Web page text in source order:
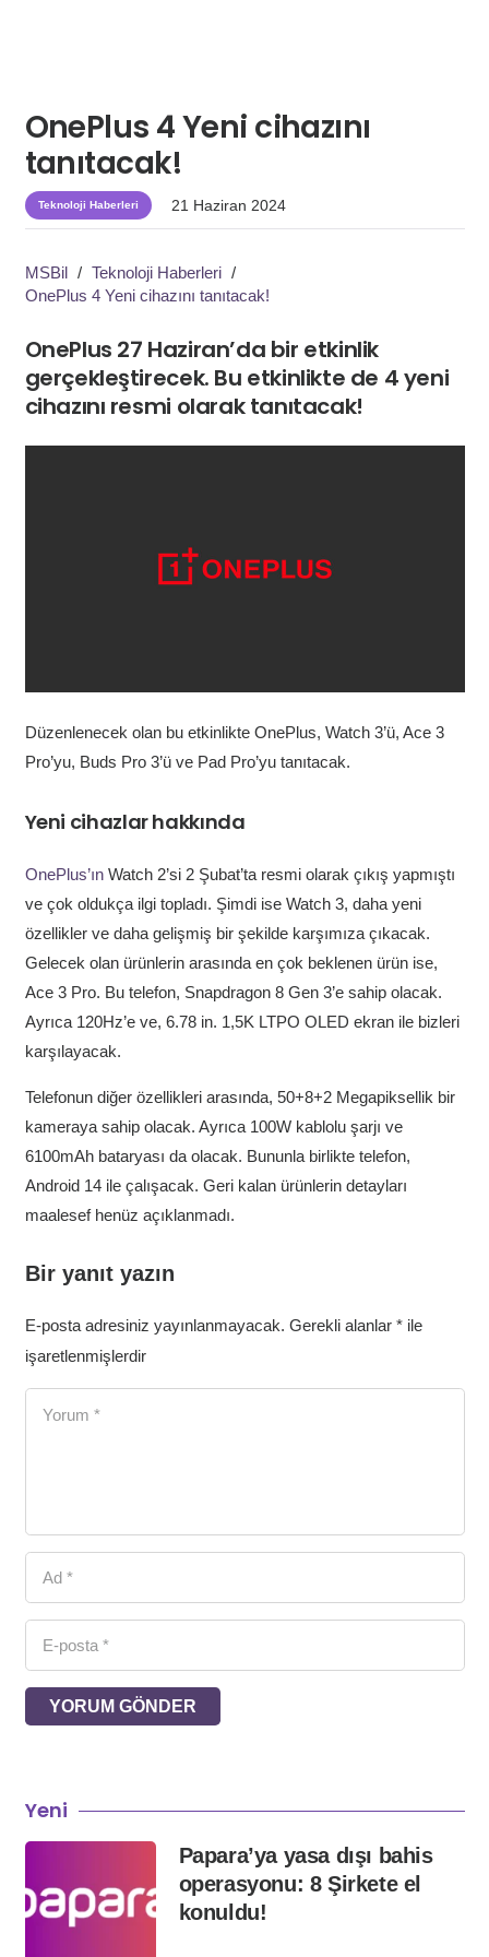
OnePlus 4 Yeni cihazını
tanıtacak!
Teknoloji Haberleri 21 Haziran 2024
MSBil / Teknoloji Haberleri /
OnePlus 4 Yeni cihazını tanıtacak!
OnePlus 27 Haziran’da bir etkinlik
gerçekleştirecek. Bu etkinlikte de 4 yeni
cihazını resmi olarak tanıtacak!
Düzenlenecek olan bu etkinlikte OnePlus, Watch 3’ü, Ace 3
Pro’yu, Buds Pro 3’ü ve Pad Pro’yu tanıtacak.
Yeni cihazlar hakkında
OnePlus’ınWatch 2’si 2 Şubat’ta resmi olarak çıkış yapmıştı
ve çok oldukça ilgi topladı. Şimdi ise Watch 3, daha yeni
özellikler ve daha gelişmiş bir şekilde karşımıza çıkacak.
Gelecek olan ürünlerin arasında en çok beklenen ürün ise,
Ace 3 Pro. Bu telefon, Snapdragon 8 Gen 3’e sahip olacak.
Ayrıca 120Hz’e ve, 6.78 in. 1,5K LTPO OLED ekran ile bizleri
karşılayacak.
Telefonun diğer özellikleri arasında, 50+8+2 Megapiksellik bir
kameraya sahip olacak. Ayrıca 100W kablolu şarjı ve
6100mAh bataryası da olacak. Bununla birlikte telefon,
Android 14 ile çalışacak. Geri kalan ürünlerin detayları
maalesef henüz açıklanmadı.
Bir yanıt yazın
E-posta adresiniz yayınlanmayacak. Gerekli alanlar *ile
işaretlenmişlerdir
YORUM GÖNDER
Yeni
Papara’ya yasa dışı bahis
operasyonu: 8 Şirkete el
konuldu!